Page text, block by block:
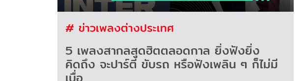
# ข่าวเพลงต่างประเทศ
5 เพลงสากลสุดฮิตตลอดกาล ยิ่งฟังยิ่ง
คิดถึง จะปาร์ตี้ ขับรถ หรือฟังเพลิน ๆ ก็ไม่มี